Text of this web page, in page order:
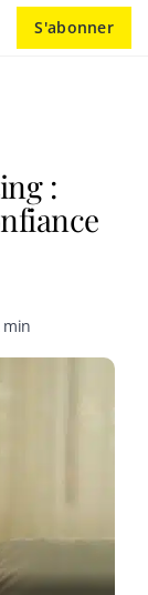
S'abonner
:
min